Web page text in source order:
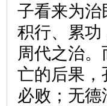
子看来为治
积行、累功
周代之治
亡的后果，
必败；无